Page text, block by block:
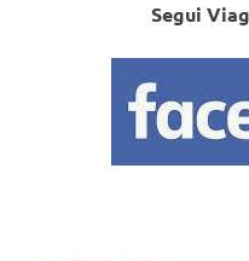
Segui